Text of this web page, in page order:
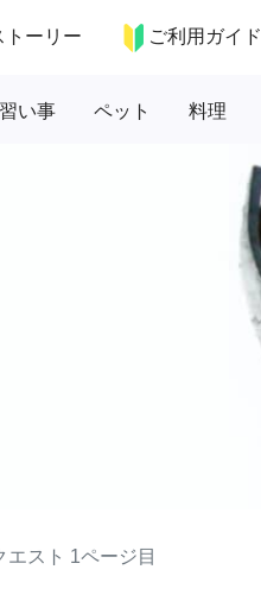
トーリー ご利用ガイド
い事 ペット 料理
エスト 1ページ目